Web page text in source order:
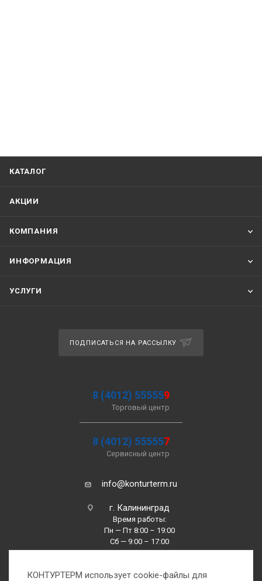
КАТАЛОГ
АКЦИИ
КОМПАНИЯ
ИНФОРМАЦИЯ
УСЛУГИ
ПОДПИСАТЬСЯ НА РАССЫЛКУ
8 (4012) 555559
Торговый центр
8 (4012) 555557
Сервисный центр
info@konturterm.ru
г. Калининград
Время работы:
Пн — Пт 8:00 – 19:00
Сб — 9:00 – 17:00
Вс —10:00 – 16:00
КОНТУРТЕРМ использует cookie-файлы для